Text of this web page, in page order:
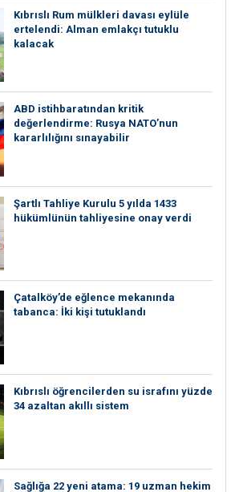
Kıbrıslı Rum mülkleri davası eylüle
ertelendi: Alman emlakçı tutuklu
kalacak
ABD istihbaratından kritik
değerlendirme: Rusya NATO’nun
kararlılığını sınayabilir
Şartlı Tahliye Kurulu 5 yılda 1433
hükümlünün tahliyesine onay verdi
Çatalköy’de eğlence mekanında
tabanca: İki kişi tutuklandı
Kıbrıslı öğrencilerden su israfını yüzde
34 azaltan akıllı sistem
Sağlığa 22 yeni atama: 19 uzman hekim